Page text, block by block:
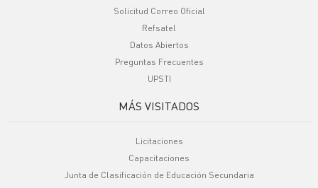
Solicitud Correo Oficial
Refsatel
Datos Abiertos
Preguntas Frecuentes
UPSTI
MÁS VISITADOS
Licitaciones
Capacitaciones
Junta de Clasificación de Educación Secundaria